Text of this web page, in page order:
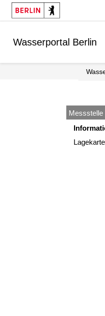
Springe zur Navigation
Springe zum Inhalt
Wasserportal Berlin
Messstelle
Lagekarte